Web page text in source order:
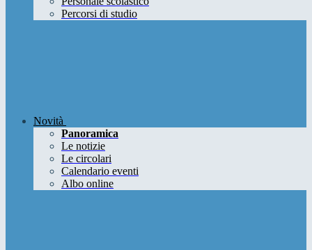
Percorsi di studio
Novità
Panoramica
Le notizie
Le circolari
Calendario eventi
Albo online